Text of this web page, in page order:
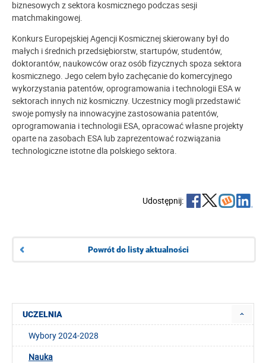
biznesowych z sektora kosmicznego podczas sesji
matchmakingowej.
Konkurs Europejskiej Agencji Kosmicznej skierowany był do
małych i średnich przedsiębiorstw, startupów, studentów,
doktorantów, naukowców oraz osób fizycznych spoza sektora
kosmicznego. Jego celem było zachęcanie do komercyjnego
wykorzystania patentów, oprogramowania i technologii ESA w
sektorach innych niż kosmiczny. Uczestnicy mogli przedstawić
swoje pomysły na innowacyjne zastosowania patentów,
oprogramowania i technologii ESA, opracować własne projekty
oparte na zasobach ESA lub zaprezentować rozwiązania
technologiczne istotne dla polskiego sektora.
Udostępnij:
Powrót do listy aktualności
UCZELNIA
Wybory 2024-2028
Nauka